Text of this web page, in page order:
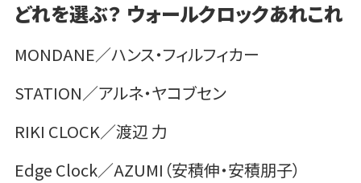
どれを選ぶ？ ウォールクロックあれこれ
MONDANE／ハンス・フィルフィカー
STATION／アルネ・ヤコブセン
RIKI CLOCK／渡辺 力
Edge Clock／AZUMI（安積伸・安積朋子）